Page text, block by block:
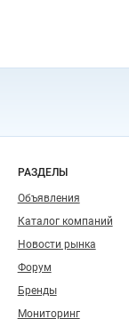
РАЗДЕЛЫ
Объявления
Каталог компаний
Новости рынка
Форум
Бренды
Мониторинг